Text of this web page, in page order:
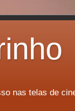
nas telas de